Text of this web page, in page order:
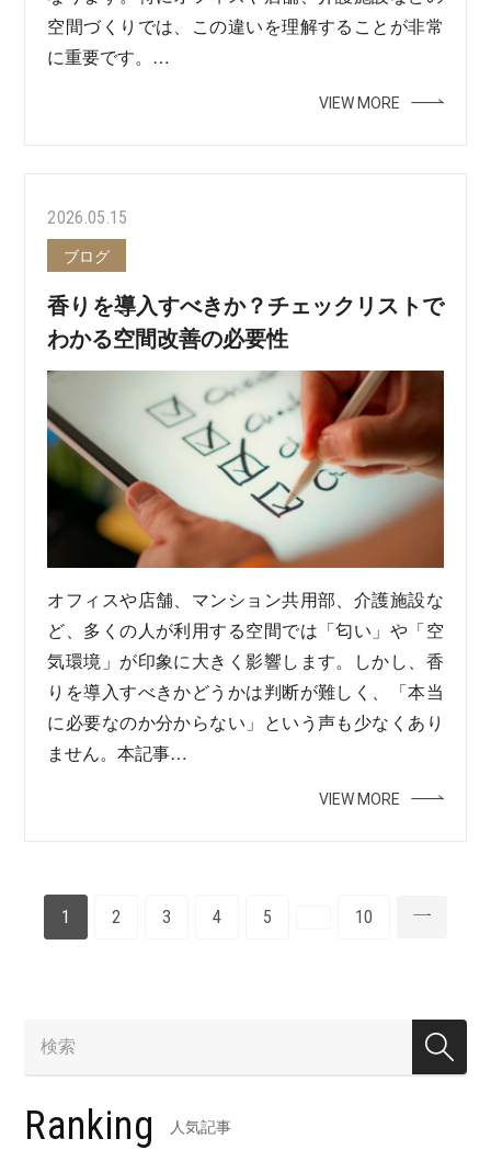
空間づくりでは、この違いを理解することが非常
に重要です。…
VIEW MORE
2026.05.15
ブログ
香りを導入すべきか？チェックリストで
わかる空間改善の必要性
オフィスや店舗、マンション共用部、介護施設な
ど、多くの人が利用する空間では「匂い」や「空
気環境」が印象に大きく影響します。しかし、香
りを導入すべきかどうかは判断が難しく、「本当
に必要なのか分からない」という声も少なくあり
ません。本記事…
VIEW MORE
1 2 3 4 5 10
Ranking 人気記事